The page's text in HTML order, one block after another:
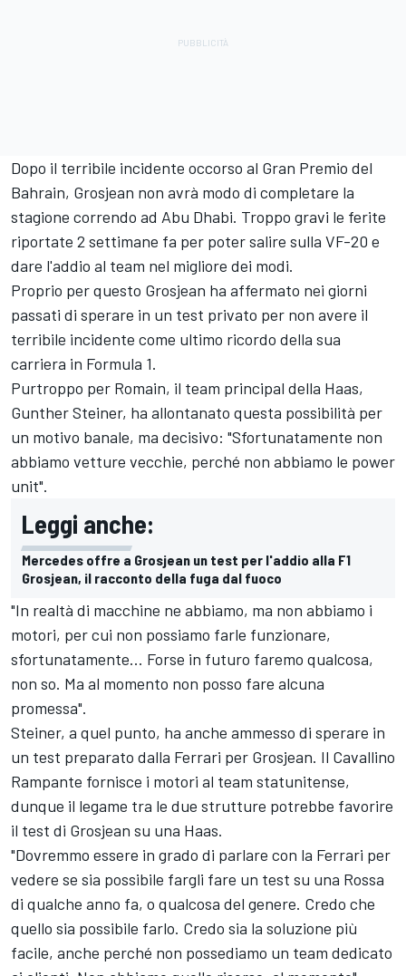
Dopo il terribile incidente occorso al Gran Premio del
Bahrain, Grosjean non avrà modo di completare la
stagione correndo ad Abu Dhabi. Troppo gravi le ferite
riportate 2 settimane fa per poter salire sulla VF-20 e
dare l'addio al team nel migliore dei modi.
Proprio per questo Grosjean ha affermato nei giorni
passati di sperare in un test privato per non avere il
terribile incidente come ultimo ricordo della sua
carriera in Formula 1.
Purtroppo per Romain, il team principal della Haas,
Gunther Steiner, ha allontanato questa possibilità per
un motivo banale, ma decisivo: "Sfortunatamente non
abbiamo vetture vecchie, perché non abbiamo le power
unit".
Leggi anche:
Mercedes offre a Grosjean un test per l'addio alla F1
Grosjean, il racconto della fuga dal fuoco
"In realtà di macchine ne abbiamo, ma non abbiamo i
motori, per cui non possiamo farle funzionare,
sfortunatamente... Forse in futuro faremo qualcosa,
non so. Ma al momento non posso fare alcuna
promessa".
Steiner, a quel punto, ha anche ammesso di sperare in
un test preparato dalla Ferrari per Grosjean. Il Cavallino
Rampante fornisce i motori al team statunitense,
dunque il legame tra le due strutture potrebbe favorire
il test di Grosjean su una Haas.
"Dovremmo essere in grado di parlare con la Ferrari per
vedere se sia possibile fargli fare un test su una Rossa
di qualche anno fa, o qualcosa del genere. Credo che
quello sia possibile farlo. Credo sia la soluzione più
facile, anche perché non possediamo un team dedicato